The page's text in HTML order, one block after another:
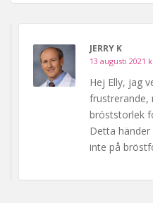
JERRY K
13 augusti 2021
Hej Elly, jag
frustrerande,
bröststorlek
Detta händer
inte på